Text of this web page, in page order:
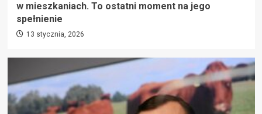
w mieszkaniach. To ostatni moment na jego
spełnienie
13 stycznia, 2026